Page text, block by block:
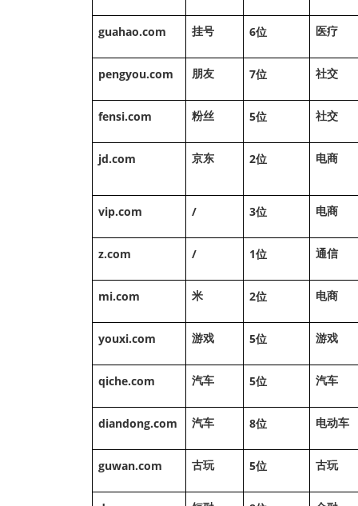
guahao.com 挂号 6位 医疗
pengyou.com 朋友 7位 社交
fensi.com 粉丝 5位 社交
jd.com 京东 2位 电商
vip.com / 3位 电商
z.com / 1位 通信
mi.com 米 2位 电商
youxi.com 游戏 5位 游戏
qiche.com 汽车 5位 汽车
diandong.com 汽车 8位 电动车
guwan.com 古玩 5位 古玩